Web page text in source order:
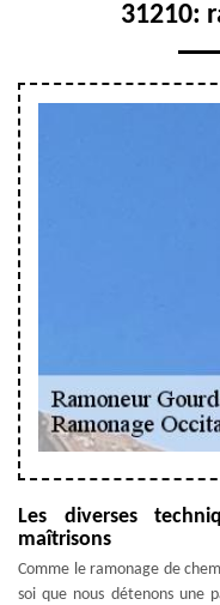
31210:
Les diverses
maîtrisons
Comme le ramonage de
soi que nous détenons une